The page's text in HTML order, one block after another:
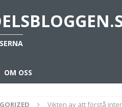
OM OSS
Vikten av att förstå